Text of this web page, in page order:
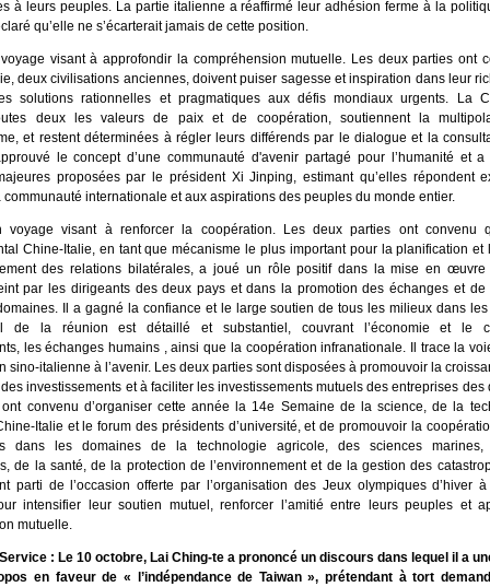
à leurs peuples. La partie italienne a réaffirmé leur adhésion ferme à la
qu’elle ne s’écarterait jamais de cette position.
voyage visant à approfondir la compréhension mutuelle. Les deux parties ont
deux civilisations anciennes, doivent puiser sagesse et inspiration dans leur
solutions rationnelles et pragmatiques aux défis mondiaux urgents. La
deux les valeurs de paix et de coopération, soutiennent la
et restent déterminées à régler leurs différends par le dialogue et la
le concept d’une communauté d'avenir partagé pour l’humanité et
proposées par le président Xi Jinping, estimant qu’elles répondent
internationale et aux aspirations des peuples du monde entier.
voyage visant à renforcer la coopération. Les deux parties ont convenu
Chine-Italie, en tant que mécanisme le plus important pour la planification et
des relations bilatérales, a joué un rôle positif dans la mise en œuvre
par les dirigeants des deux pays et dans la promotion des échanges et de
Il a gagné la confiance et le large soutien de tous les milieux dans
de la réunion est détaillé et substantiel, couvrant l’économie et le
les échanges humains , ainsi que la coopération infranationale. Il trace la
sino-italienne à l’avenir. Les deux parties sont disposées à promouvoir la
investissements et à faciliter les investissements mutuels des entreprises des
convenu d’organiser cette année la 14e Semaine de la science, de la
Italie et le forum des présidents d’université, et de promouvoir la
dans les domaines de la technologie agricole, des sciences
de la santé, de la protection de l’environnement et de la gestion des
parti de l’occasion offerte par l’organisation des Jeux olympiques d’hiver
intensifier leur soutien mutuel, renforcer l’amitié entre leurs peuples et
mutuelle.
: Le 10 octobre, Lai Ching-te a prononcé un discours dans lequel il a
en faveur de « l’indépendance de Taiwan », prétendant à tort